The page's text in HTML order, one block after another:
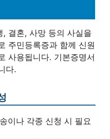
, 결혼, 사망 등의 사실을
주민등록증과 함께 신원
사용됩니다. 기본증명서
다.
이나 각종 신청 시 필요